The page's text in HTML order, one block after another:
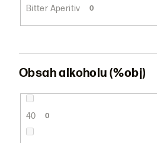
Bitter Aperitiv 0
Obsah alkoholu (%obj)
40 0